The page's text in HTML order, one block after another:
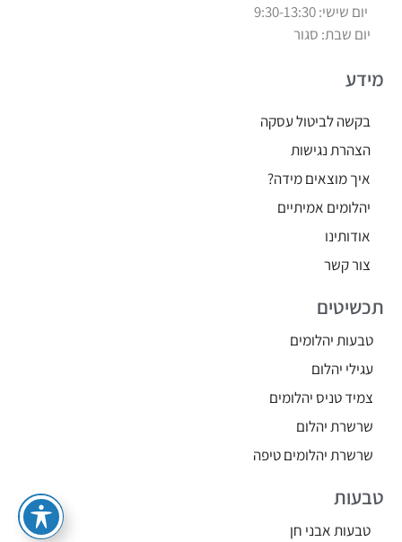
יום שישי: 9:30-13:30
יום שבת: סגור
מידע
בקשה לביטול עסקה
הצהרת נגישות
איך מוצאים מידה?
יהלומים אמיתיים
אודותינו
צור קשר
תכשיטים
טבעות יהלומים
עגילי יהלום
צמיד טניס יהלומים
שרשרת יהלום
שרשרת יהלומים טיפה
טבעות
טבעות אבני חן